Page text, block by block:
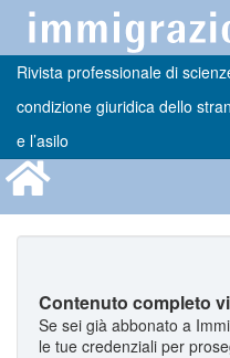
Rivista professionale di
condizione giuridica dello
e l’asilo
Contenuto completo
Se sei già abbonato a
le tue credenziali per